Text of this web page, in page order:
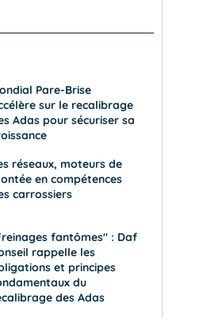
Pare-Brise
sur le recalibrage
Adas pour sécuriser sa
réseaux, moteurs de
en compétences
carrossiers
fantômes" : Daf
rappelle les
et principes
du
des Adas